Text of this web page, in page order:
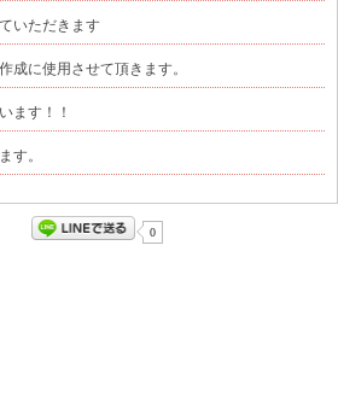
いただきます
成に使用させて頂きます。
ます！！
す。
0